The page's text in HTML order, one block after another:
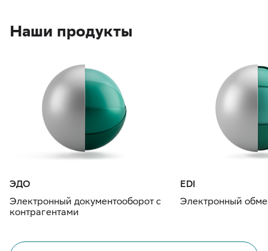
Наши продукты
ЭДО
Электронный документооборот с
контрагентами
EDI
Электронный